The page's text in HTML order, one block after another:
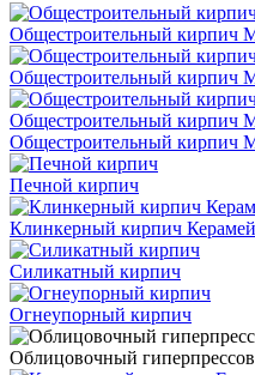
Общестроительный кирпич
Общестроительный кирпич
Общестроительный кирпич
Общестроительный кирпич
Печной кирпич
Клинкерный кирпич
Силикатный кирпич
Огнеупорный кирпич
Облицовочный